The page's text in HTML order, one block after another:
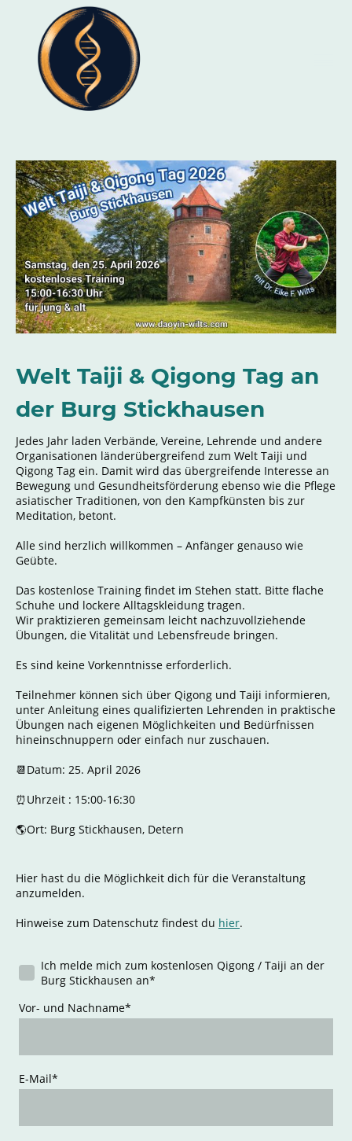
Jedes Jahr laden Verbände, Vereine, Lehrende und andere
Organisationen länderübergreifend zum Welt Taiji und
Qigong Tag ein. Damit wird das übergreifende Interesse an
Bewegung und Gesundheitsförderung ebenso wie die Pflege
asiatischer Traditionen, von den Kampfkünsten bis zur
Meditation, betont.
Alle sind herzlich willkommen – Anfänger genauso wie
Geübte.
Das kostenlose Training findet im Stehen statt. Bitte flache
Schuhe und lockere Alltagskleidung tragen.
Wir praktizieren gemeinsam leicht nachzuvollziehende
Übungen, die Vitalität und Lebensfreude bringen.
Es sind keine Vorkenntnisse erforderlich.
Teilnehmer können sich über Qigong und Taiji informieren,
unter Anleitung eines qualifizierten Lehrenden in praktische
Übungen nach eigenen Möglichkeiten und Bedürfnissen
hineinschnuppern oder einfach nur zuschauen.
📆Datum: 25. April 2026
⏰Uhrzeit : 15:00-16:30
🌎Ort: Burg Stickhausen, Detern
Hier hast du die Möglichkeit dich für die Veranstaltung
anzumelden.
Hinweise zum Datenschutz findest du hier.
Welt Taiji & Qigong Tag an
der Burg Stickhausen
Ich melde mich zum kostenlosen Qigong / Taiji an der
Burg Stickhausen an*
Vor- und Nachname*
E-Mail*